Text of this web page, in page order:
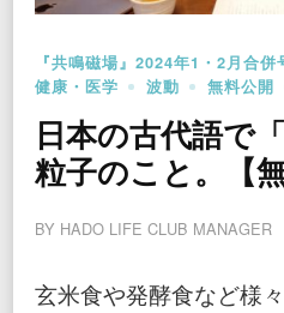
『共鳴磁場』2024年1・2月合併
健康・医学
波動 無料公開
日本の古代語で
粒子のこと。【無
BY HADO LIFE CLUB MANAGER
玄米食や発酵食など様